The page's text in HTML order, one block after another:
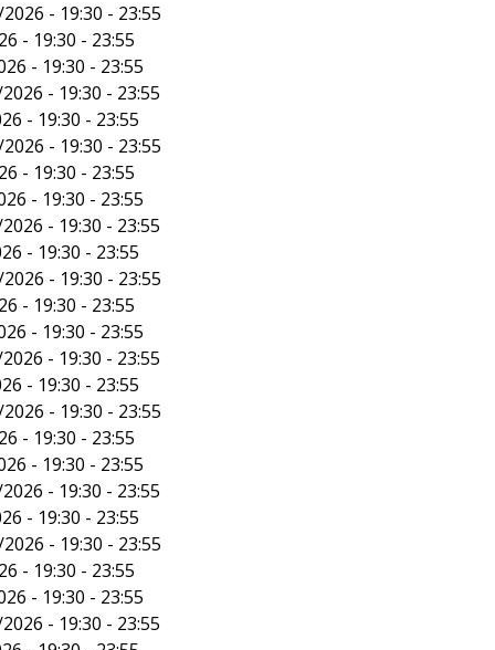
- 19:30 - 23:55
- 19:30 - 23:55
- 19:30 - 23:55
- 19:30 - 23:55
- 19:30 - 23:55
- 19:30 - 23:55
- 19:30 - 23:55
- 19:30 - 23:55
- 19:30 - 23:55
- 19:30 - 23:55
- 19:30 - 23:55
- 19:30 - 23:55
- 19:30 - 23:55
- 19:30 - 23:55
- 19:30 - 23:55
- 19:30 - 23:55
- 19:30 - 23:55
- 19:30 - 23:55
- 19:30 - 23:55
- 19:30 - 23:55
- 19:30 - 23:55
- 19:30 - 23:55
- 19:30 - 23:55
- 19:30 - 23:55